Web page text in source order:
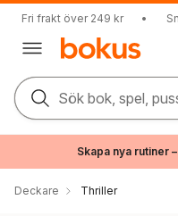
Fri frakt över 249 kr •
Sök bok, spel,
Skapa nya rutiner
Deckare Thriller